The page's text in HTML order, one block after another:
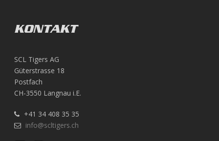
KONTAKT
SCL Tigers AG
Güterstrasse 18
Postfach
CH-3550 Langnau i.E.
+41 34 408 35 35
info@scltigers.ch